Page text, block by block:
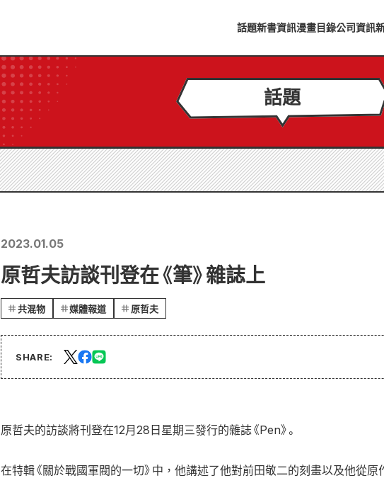
話題新書資訊漫畫目錄公司資訊
話題
2023.01.05
原哲夫訪談刊登在《筆》雜誌上
共混物 媒體報道 原哲夫
SHARE:
原哲夫的訪談將刊登在12月28日星期三發行的雜誌《Pen》。
在特輯《關於戰國軍閥的一切》中，他講述了他對前田敬二的刻畫以及他從原